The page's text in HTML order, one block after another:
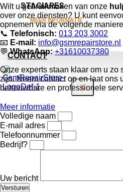
STAGIARES
MEER INFORMATIE
CONTACT
X
Wilt u gebruikmaken van onze
over onze diensten? U kunt
opnemen via de volgende
📞 Telefonisch: 013 203 3002
📧 E-mail: info@gsmrepairstore.nl
💬WhatsApp: +31610037380
Onze experts staan klaar om u zo
zijn. Neem contact op en laat ons
betrouwbare en professionele
Meer informatie
Volledige naam
E-mail adres
Telefoonnummer
Bedrijf?
Uw bericht
Versturen